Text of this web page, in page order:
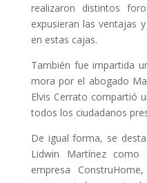
realizaron distintos
expusieran las ventajas
en estas cajas.
También fue impartida
mora por el abogado
Elvis Cerrato compartió
todos los ciudadanos
De igual forma, se
Lidwin Martínez como
empresa